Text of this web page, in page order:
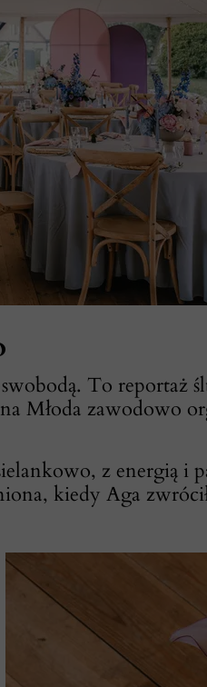
swobodą. To
Młoda zawodowo
z energią i
kiedy Aga